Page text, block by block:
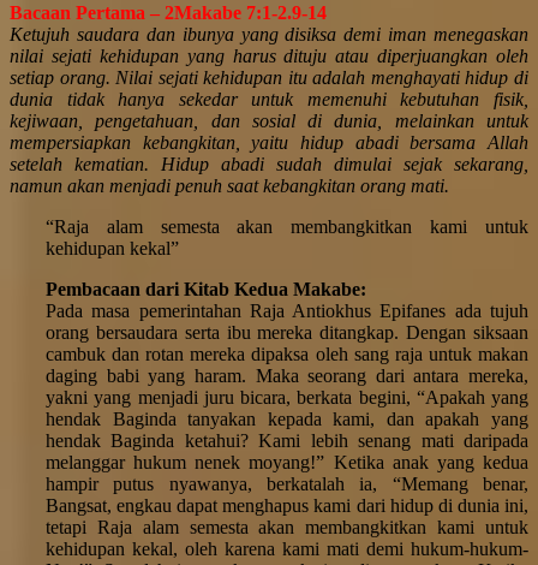
Bacaan Pertama – 2Makabe 7:1-2.9-14
Ketujuh saudara dan ibunya yang disiksa demi iman menegaskan
nilai sejati kehidupan yang harus dituju atau diperjuangkan oleh
setiap orang. Nilai sejati kehidupan itu adalah menghayati hidup di
dunia tidak hanya sekedar untuk memenuhi kebutuhan fisik,
kejiwaan, pengetahuan, dan sosial di dunia, melainkan untuk
mempersiapkan kebangkitan, yaitu hidup abadi bersama Allah
setelah kematian. Hidup abadi sudah dimulai sejak sekarang,
namun akan menjadi penuh saat kebangkitan orang mati.
“Raja alam semesta akan membangkitkan kami untuk
kehidupan kekal”
Pembacaan dari Kitab Kedua Makabe:
Pada masa pemerintahan Raja Antiokhus Epifanes ada tujuh
orang bersaudara serta ibu mereka ditangkap. Dengan siksaan
cambuk dan rotan mereka dipaksa oleh sang raja untuk makan
daging babi yang haram. Maka seorang dari antara mereka,
yakni yang menjadi juru bicara, berkata begini, “Apakah yang
hendak Baginda tanyakan kepada kami, dan apakah yang
hendak Baginda ketahui? Kami lebih senang mati daripada
melanggar hukum nenek moyang!” Ketika anak yang kedua
hampir putus nyawanya, berkatalah ia, “Memang benar,
Bangsat, engkau dapat menghapus kami dari hidup di dunia ini,
tetapi Raja alam semesta akan membangkitkan kami untuk
kehidupan kekal, oleh karena kami mati demi hukum-hukum-